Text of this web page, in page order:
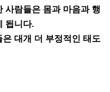
사람들은 몸과 마음과 행
됩니다.
대개 더 부정적인 태도